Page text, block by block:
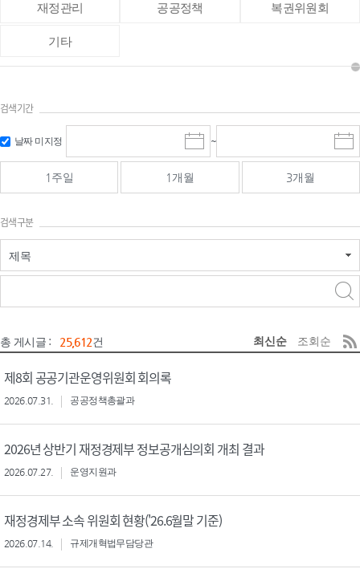
재정관리 공공정책 복권위원회
기타
검색기간
날짜 미지정
시
작
일
선
~
종
료
선
1주일 1개월 3개월
검색구분
제목
총 게시글 : 25,612건 최신순 조회순
제8회 공공기관운영위원회 회의록
2026.07.31. 공공정책총괄과
2026년 상반기 재정경제부 정보공개심의회 개최 결과
2026.07.27. 운영지원과
재정경제부 소속 위원회 현황('26.6월말 기준)
2026.07.14. 규제개혁법무담당관